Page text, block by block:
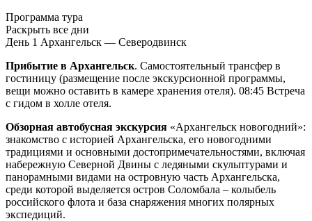
Программа тура
Раскрыть все дни
День 1 Архангельск — Северодвинск
Прибытие в Архангельск. Самостоятельный трансфер в
гостиницу (размещение после экскурсионной программы,
вещи можно оставить в камере хранения отеля). 08:45 Встреча
с гидом в холле отеля.
Обзорная автобусная экскурсия «Архангельск новогодний»:
знакомство с историей Архангельска, его новогодними
традициями и основными достопримечательностями, включая
набережную Северной Двины с ледяными скульптурами и
панорамными видами на островную часть Архангельска,
среди которой выделяется остров Соломбала – колыбель
российского флота и база снаряжения многих полярных
экспедиций.